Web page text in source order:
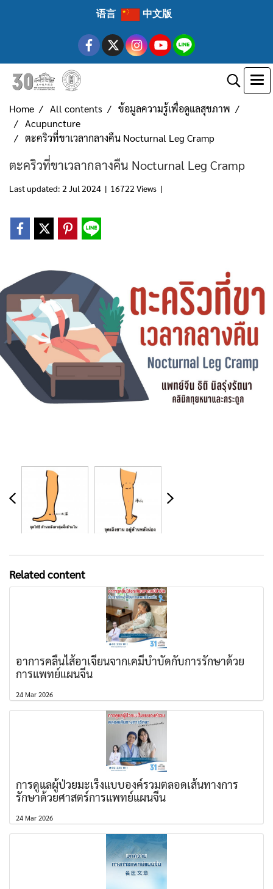
语言 中文版
Home All contents
ข้อมูลความรู้เพื่อดูแลสุขภาพ
Acupuncture
ตะคริวที่ขาเวลากลางคืน Nocturnal Leg Cramp
ตะคริวที่ขาเวลากลางคืน Nocturnal Leg Cramp
Last updated: 2 Jul 2024 | 16722 Views |
Related content
อาการคลื่นไส้อาเจียนจากเคมีบำบัดกับการรักษาด้วย
การแพทย์แผนจีน
24 Mar 2026
การดูแลผู้ป่วยมะเร็งแบบองค์รวมตลอดเส้นทางการ
รักษาด้วยศาสตร์การแพทย์แผนจีน
24 Mar 2026